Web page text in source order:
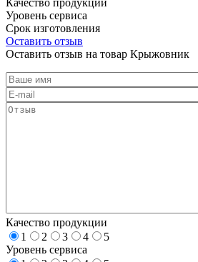
Уровень сервиса
Срок изготовления
Оставить отзыв
Оставить отзыв на товар Крыжовник
Качество продукции
1
2 3 4
5
Уровень сервиса